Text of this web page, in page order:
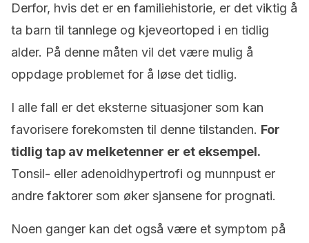
Derfor, hvis det er en familiehistorie, er det viktig å
ta barn til tannlege og kjeveortoped i en tidlig
alder. På denne måten vil det være mulig å
oppdage problemet for å løse det tidlig.
I alle fall er det eksterne situasjoner som kan
favorisere forekomsten til denne tilstanden. For
tidlig tap av melketenner er et eksempel.
Tonsil- eller adenoidhypertrofi og munnpust er
andre faktorer som øker sjansene for prognati.
Noen ganger kan det også være et symptom på